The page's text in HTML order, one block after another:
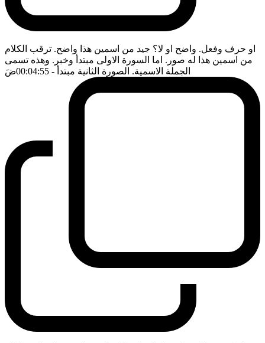
او حرف وفعل. واضح او لا؟ جيد من اسمين هذا واضح. ترقب الكلام
من اسمين هذا له صور. اما السورة الاولى مبتدأ وخبر. وهذه تسمى
الجملة الاسمية. الصورة الثانية مبتدأ - 00:04:55 ضَ